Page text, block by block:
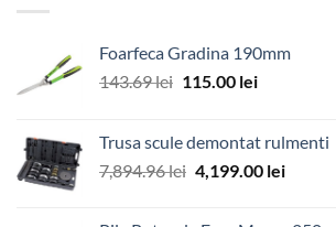
Foarfeca Gradina 190mm
143.69lei Prețul
fost:
143.69 lei.
115.00 leiPrețul
115.00 lei.
Trusa scule demontat rulmenti
7,894.96lei Prețul
4,199.00 leiPrețul